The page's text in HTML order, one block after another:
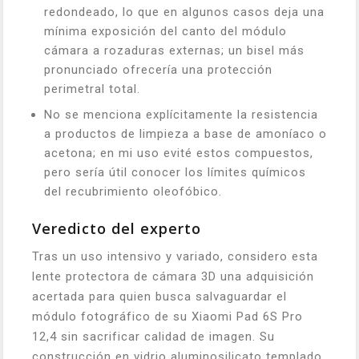
redondeado, lo que en algunos casos deja una
mínima exposición del canto del módulo
cámara a rozaduras externas; un bisel más
pronunciado ofrecería una protección
perimetral total.
No se menciona explícitamente la resistencia
a productos de limpieza a base de amoníaco o
acetona; en mi uso evité estos compuestos,
pero sería útil conocer los límites químicos
del recubrimiento oleofóbico.
Veredicto del experto
Tras un uso intensivo y variado, considero esta
lente protectora de cámara 3D una adquisición
acertada para quien busca salvaguardar el
módulo fotográfico de su Xiaomi Pad 6S Pro
12,4 sin sacrificar calidad de imagen. Su